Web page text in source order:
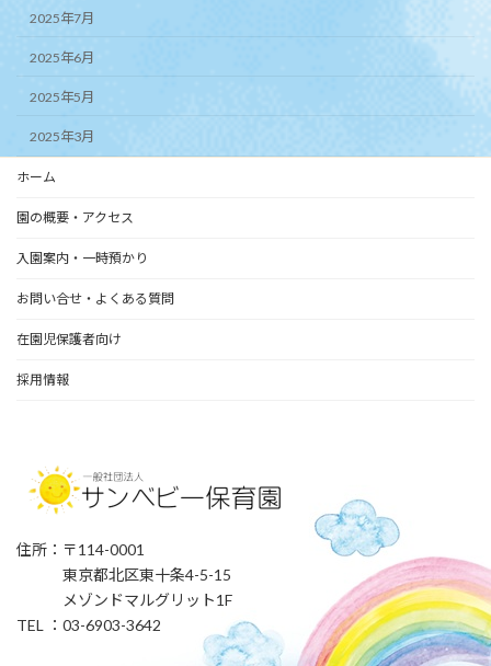
2025年7月
2025年6月
2025年5月
2025年3月
ホーム
園の概要・アクセス
入園案内・一時預かり
お問い合せ・よくある質問
在園児保護者向け
採用情報
住所：〒114-0001
東京都北区東十条4-5-15
メゾンドマルグリット1F
TEL ：03-6903-3642